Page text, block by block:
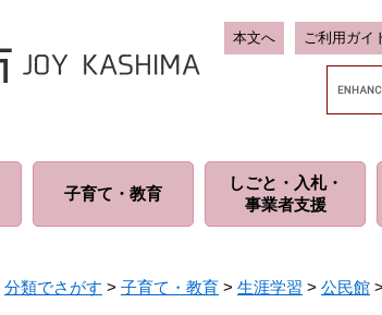
本文へ ご利用ガイ
ム
子育て・ 教育
しごと・入札・
事業者支援
分類でさがす > 子育て・教育 > 生涯学習 > 公民館 >